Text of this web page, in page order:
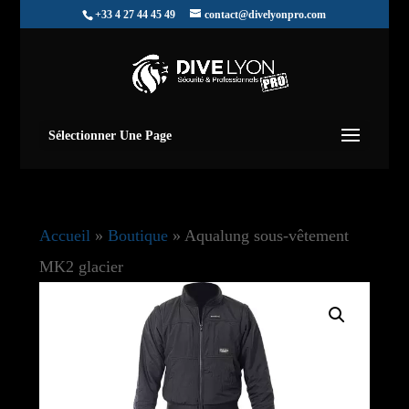
+33 4 27 44 45 49 contact@divelyonpro.com
Sélectionner Une Page
Accueil» Boutique» Aqualung sous-vêtement
MK2 glacier